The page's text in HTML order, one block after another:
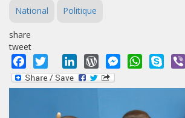
National Politique
share
tweet
Facebook
Twitter LinkedInWordPressMessengerWhatsApp
Skype